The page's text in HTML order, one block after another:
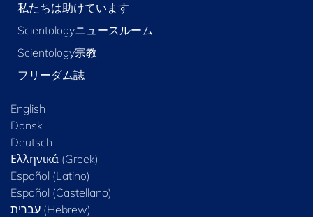
私たちは助けています
Scientologyニュースルーム
Scientology宗教
フリーダム誌
English
Dansk
Deutsch
Ελληνικά (Greek)
Español (Latino)
Español (Castellano)